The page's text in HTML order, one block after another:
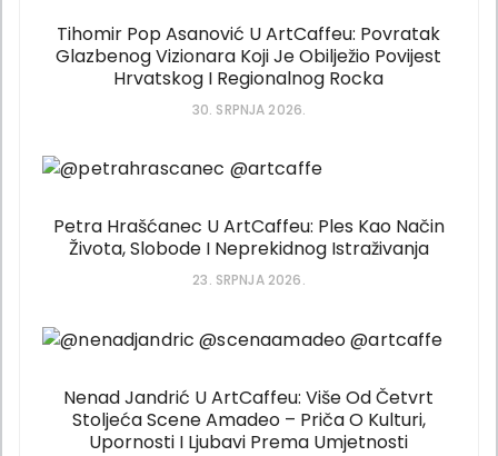
Tihomir Pop Asanović U ArtCaffeu: Povratak
Glazbenog Vizionara Koji Je Obilježio Povijest
Hrvatskog I Regionalnog Rocka
30. SRPNJA 2026.
Petra Hrašćanec U ArtCaffeu: Ples Kao Način
Života, Slobode I Neprekidnog Istraživanja
23. SRPNJA 2026.
Nenad Jandrić U ArtCaffeu: Više Od Četvrt
Stoljeća Scene Amadeo – Priča O Kulturi,
Upornosti I Ljubavi Prema Umjetnosti